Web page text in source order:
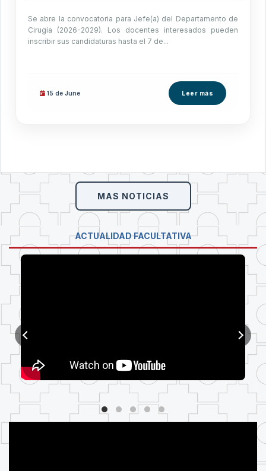
Se abre la convocatoria para Jefe(a) del Departamento de
Cirugía (2026-2029). Los docentes interesados pueden
inscribir sus candidaturas hasta el 7 de...
15 de June Leer más
MAS NOTICIAS
ACTUALIDAD FACULTATIVA
Video 1